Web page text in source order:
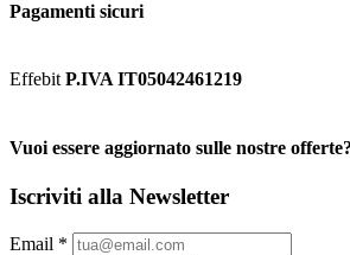
Pagamenti sicuri
Effebit P.IVA IT05042461219
Vuoi essere aggiornato sulle nostre offerte?
Iscriviti alla Newsletter
Email *